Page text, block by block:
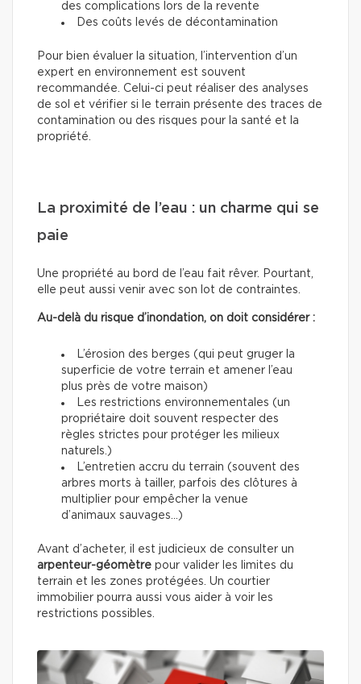
des complications lors de la revente
Des coûts levés de décontamination
Pour bien évaluer la situation, l’intervention d’un
expert en environnement est souvent
recommandée. Celui-ci peut réaliser des analyses
de sol et vérifier si le terrain présente des traces de
contamination ou des risques pour la santé et la
propriété.
La proximité de l’eau : un charme qui se
paie
Une propriété au bord de l’eau fait rêver. Pourtant,
elle peut aussi venir avec son lot de contraintes.
Au-delà du risque d’inondation, on doit considérer :
L’érosion des berges (qui peut gruger la
superficie de votre terrain et amener l’eau
plus près de votre maison)
Les restrictions environnementales (un
propriétaire doit souvent respecter des
règles strictes pour protéger les milieux
naturels.)
L’entretien accru du terrain (souvent des
arbres morts à tailler, parfois des clôtures à
multiplier pour empêcher la venue
d’animaux sauvages…)
Avant d’acheter, il est judicieux de consulter un
arpenteur-géomètre pour valider les limites du
terrain et les zones protégées. Un courtier
immobilier pourra aussi vous aider à voir les
restrictions possibles.